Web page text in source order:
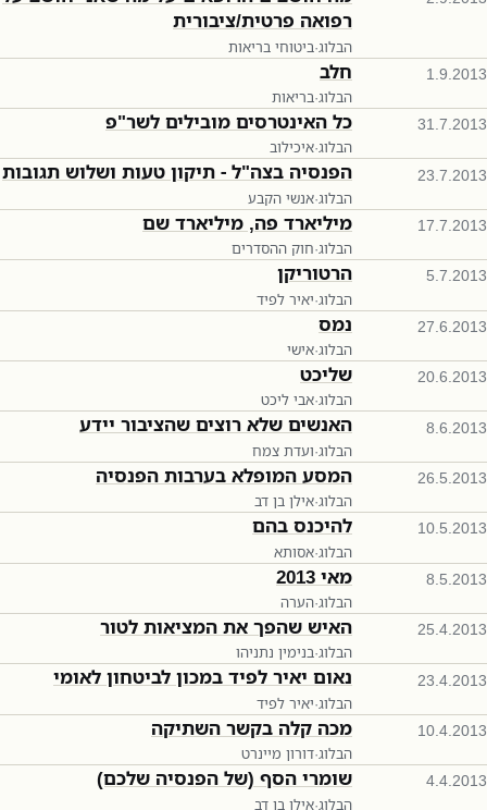
רפואה פרטית/ציבורית
הבלוג·ביטוחי בריאות
1.9.2013 חלב
הבלוג·בריאות
31.7.2013 כל האינטרסים מובילים לשר"פ
הבלוג·איכילוב
23.7.2013 הפנסיה בצה"ל - תיקון טעות ושלוש תגובות
הבלוג·אנשי הקבע
17.7.2013 מיליארד פה, מיליארד שם
הבלוג·חוק ההסדרים
5.7.2013 הרטוריקן
הבלוג·יאיר לפיד
27.6.2013 נמס
הבלוג·אישי
20.6.2013 שליכט
הבלוג·אבי ליכט
8.6.2013 האנשים שלא רוצים שהציבור יידע
הבלוג·ועדת צמח
26.5.2013 המסע המופלא בערבות הפנסיה
הבלוג·אילן בן דב
10.5.2013 להיכנס בהם
הבלוג·אסותא
8.5.2013 מאי 2013
הבלוג·הערה
25.4.2013 האיש שהפך את המציאות לטור
הבלוג·בנימין נתניהו
23.4.2013 נאום יאיר לפיד במכון לביטחון לאומי
הבלוג·יאיר לפיד
10.4.2013 מכה קלה בקשר השתיקה
הבלוג·דורון מיינרט
4.4.2013 שומרי הסף (של הפנסיה שלכם)
הבלוג·אילן בן דב